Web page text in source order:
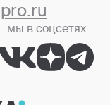
мы в соцсетях